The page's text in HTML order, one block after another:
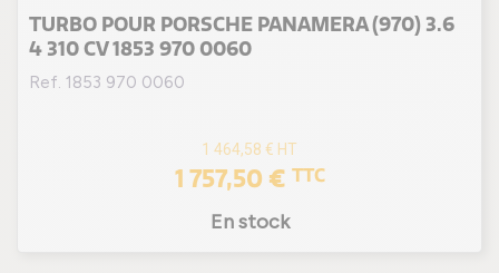
TURBO POUR PORSCHE PANAMERA (970) 3.6
4 310 CV 1853 970 0060
Ref. 1853 970 0060
1 464,58 € HT
1 757,50 € TTC
En stock